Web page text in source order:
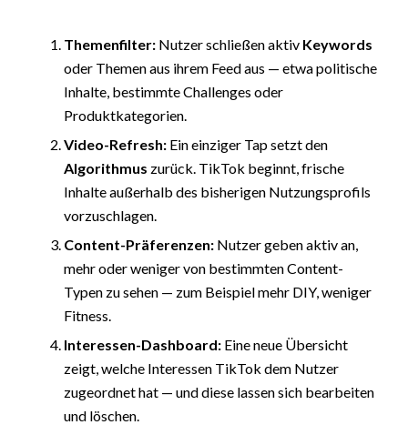
Themenfilter:Nutzer schließen aktiv Keywords
oder Themen aus ihrem Feed aus — etwa politische
Inhalte, bestimmte Challenges oder
Produktkategorien.
Video-Refresh:Ein einziger Tap setzt den
Algorithmus zurück. TikTok beginnt, frische
Inhalte außerhalb des bisherigen Nutzungsprofils
vorzuschlagen.
Content-Präferenzen:Nutzer geben aktiv an,
mehr oder weniger von bestimmten Content-
Typen zu sehen — zum Beispiel mehr DIY, weniger
Fitness.
Interessen-Dashboard:Eine neue Übersicht
zeigt, welche Interessen TikTok dem Nutzer
zugeordnet hat — und diese lassen sich bearbeiten
und löschen.